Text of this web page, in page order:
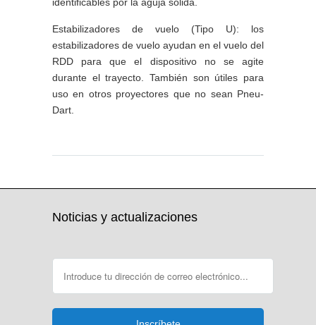
identificables por la aguja sólida.
Estabilizadores de vuelo (Tipo U): los
estabilizadores de vuelo ayudan en el vuelo del
RDD para que el dispositivo no se agite
durante el trayecto. También son útiles para
uso en otros proyectores que no sean Pneu-
Dart.
Noticias y actualizaciones